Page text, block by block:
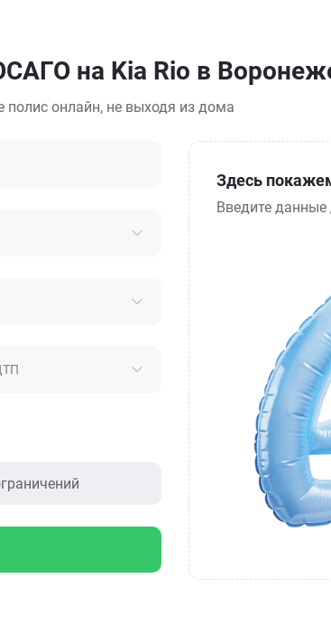
на Kia Rio в
полис онлайн, не выходя из дома
Здесь
Введите данные